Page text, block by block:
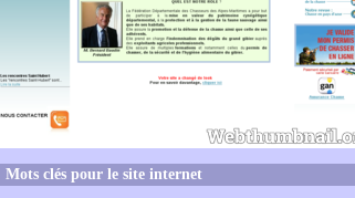
Mots clés pour le site internet